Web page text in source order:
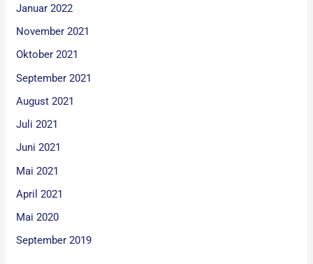
Januar 2022
November 2021
Oktober 2021
September 2021
August 2021
Juli 2021
Juni 2021
Mai 2021
April 2021
Mai 2020
September 2019